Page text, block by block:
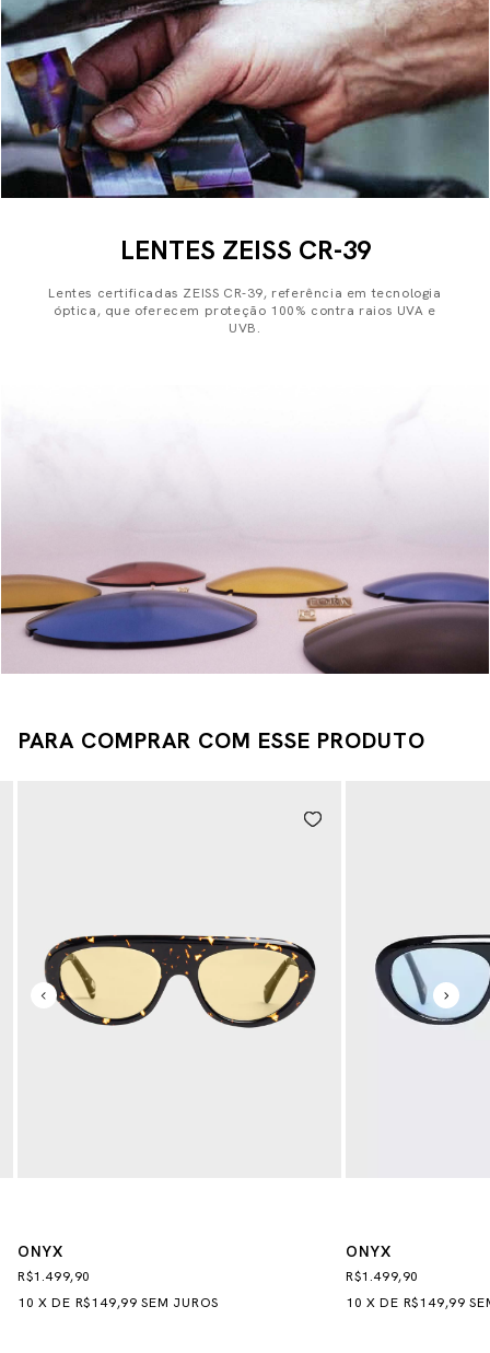
LENTES ZEISS CR-39
Lentes certificadas ZEISS CR-39, referência em tecnologia
óptica, que oferecem proteção 100% contra raios UVA e
UVB.
PARA COMPRAR COM ESSE PRODUTO
ONYX
R$1.499,90
10 XDE R$149,99 SEM JUROS
ONYX
R$1.499,90
10 XDE R$149,99